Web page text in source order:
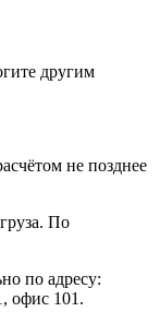
другим
не позднее
По
по адресу:
офис 101.